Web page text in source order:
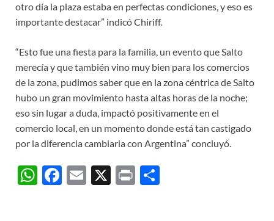
otro día la plaza estaba en perfectas condiciones, y eso es
importante destacar” indicó Chiriff.
“Esto fue una fiesta para la familia, un evento que Salto
merecía y que también vino muy bien para los comercios
de la zona, pudimos saber que en la zona céntrica de Salto
hubo un gran movimiento hasta altas horas de la noche;
eso sin lugar a duda, impactó positivamente en el
comercio local, en un momento donde está tan castigado
por la diferencia cambiaria con Argentina” concluyó.
W F
E
X
P